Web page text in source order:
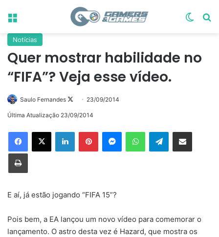
Menu
Notícias
Quer mostrar habilidade no
“FIFA”? Veja esse vídeo.
Saulo Fernandes
Follow
on
23/09/2014
Última Atualização 23/09/2014
LinkedinPinterestMessengerWhatsAppTelegramCompartilhar via e-mail
Imprimir
E aí, já estão jogando “FIFA 15”?
Pois bem, a EA lançou um novo vídeo para comemorar o
lançamento. O astro desta vez é Hazard, que mostra os